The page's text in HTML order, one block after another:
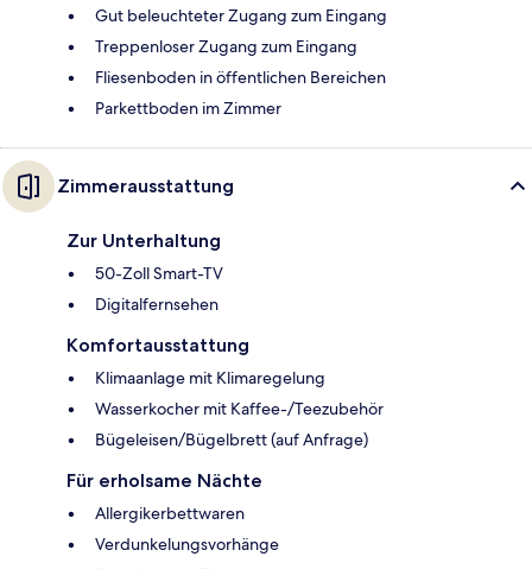
Gut beleuchteter Zugang zum Eingang
Treppenloser Zugang zum Eingang
Fliesenboden in öffentlichen Bereichen
Parkettboden im Zimmer
Zimmerausstattung
Zur Unterhaltung
50-Zoll Smart-TV
Digitalfernsehen
Komfortausstattung
Klimaanlage mit Klimaregelung
Wasserkocher mit Kaffee-/Teezubehör
Bügeleisen/Bügelbrett (auf Anfrage)
Für erholsame Nächte
Allergikerbettwaren
Verdunkelungsvorhänge